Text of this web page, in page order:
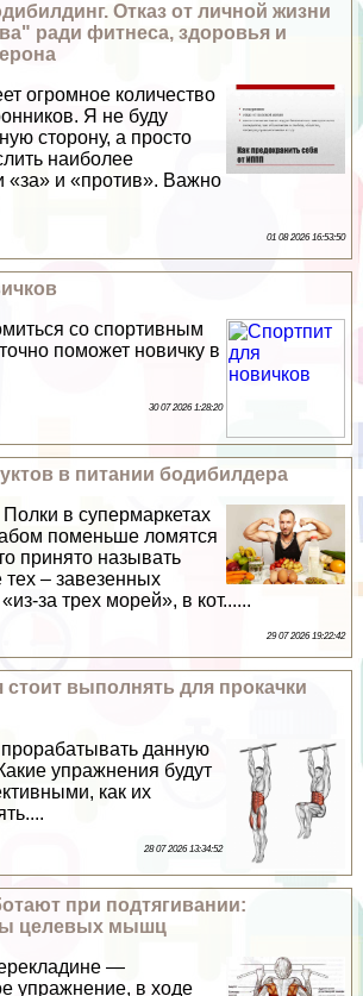
Отказ от личной жизни
ради фитнеса, здоровья и
огромное количество
Я не буду
сторону, а просто
наиболее
и «против». Важно
01 08 2026 16:53:50
со спортивным
поможет новичку в
30 07 2026 1:28:20
в питании бодибилдера
в супермаркетах
поменьше ломятся
принято называть
– завезенных
за трех морей», в кот......
29 07 2026 19:22:42
стоит выполнять для прокачки
данную
упражнения будут
как их
28 07 2026 13:34:52
при подтягивании:
целевых мышц
—
упражнение, в ходе